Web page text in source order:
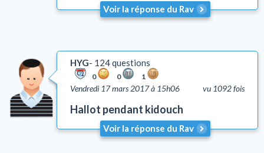
Voir la réponse du Rav
HYG 124 questions
0 0 1
vu 1092 fois
Vendredi 17 mars 2017 à 15h06
Hallot pendant kidouch
Voir la réponse du Rav